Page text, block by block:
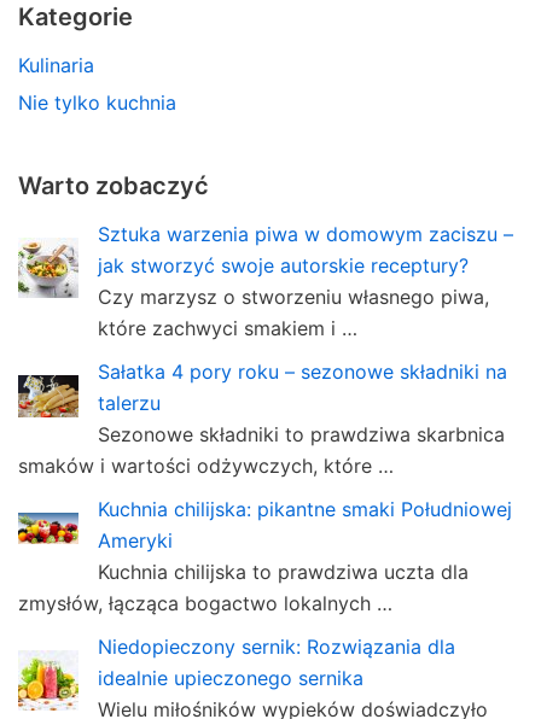
Kategorie
Kulinaria
Nie tylko kuchnia
Warto zobaczyć
Sztuka warzenia piwa w domowym zaciszu –
jak stworzyć swoje autorskie receptury?
Czy marzysz o stworzeniu własnego piwa,
które zachwyci smakiem i …
Sałatka 4 pory roku – sezonowe składniki na
talerzu
Sezonowe składniki to prawdziwa skarbnica
smaków i wartości odżywczych, które …
Kuchnia chilijska: pikantne smaki Południowej
Ameryki
Kuchnia chilijska to prawdziwa uczta dla
zmysłów, łącząca bogactwo lokalnych …
Niedopieczony sernik: Rozwiązania dla
idealnie upieczonego sernika
Wielu miłośników wypieków doświadczyło